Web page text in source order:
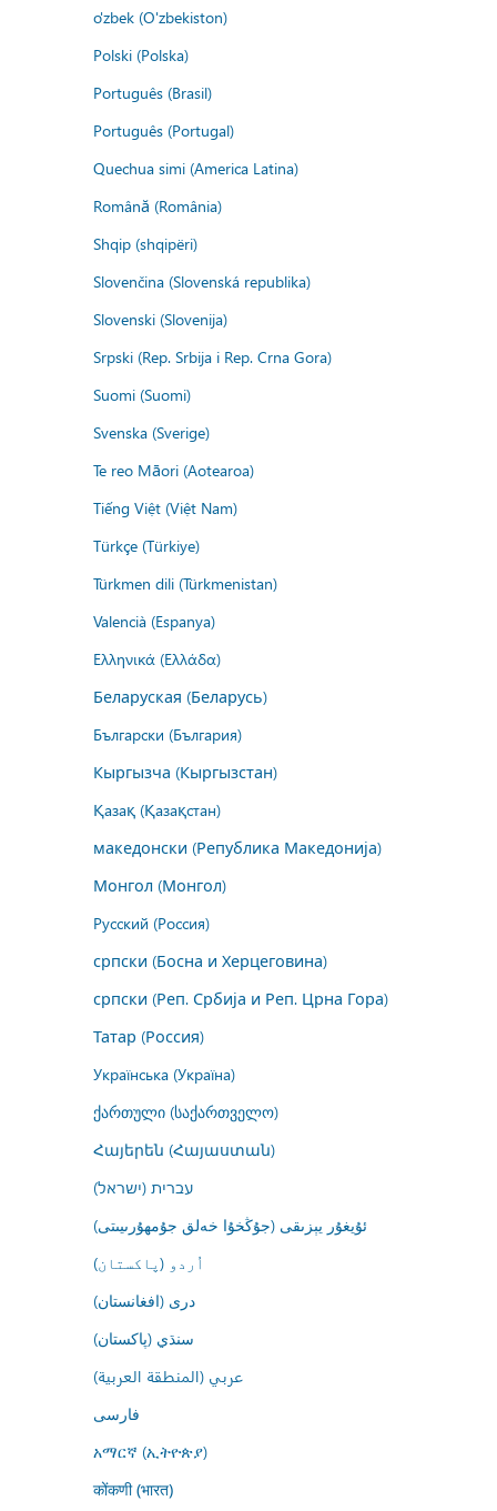
o'zbek (O'zbekiston)
Polski (Polska)
Português (Brasil)
Português (Portugal)
Quechua simi (America Latina)
Română (România)
Shqip (shqipëri)
Slovenčina (Slovenská republika)
Slovenski (Slovenija)
Srpski (Rep. Srbija i Rep. Crna Gora)
Suomi (Suomi)
Svenska (Sverige)
Te reo Māori (Aotearoa)
Tiếng Việt (Việt Nam)
Türkçe (Türkiye)
Türkmen dili (Türkmenistan)
Valencià (Espanya)
Ελληνικά (Ελλάδα)
Беларуская (Беларусь)
Български (България)
Кыргызча (Кыргызстан)
Қазақ (Қазақстан)
македонски (Република Македонија)
Монгол (Монгол)
Русский (Россия)
српски (Босна и Херцеговина)
српски (Реп. Србија и Реп. Црна Гора)
Татар (Россия)
Українська (Україна)
ქართული (საქართველო)
Հայերեն (Հայաստան)
עברית (ישראל)
ئۇيغۇر يېزىقى (جۇڭخۇا خەلق جۇمھۇرىيىتى)
اُردو (پاکستان)
درى (افغانستان)
سنڌي (پاکستان)
عربي (المنطقة العربية)
فارسى
አማርኛ (ኢትዮጵያ)
कोंकणी (भारत)